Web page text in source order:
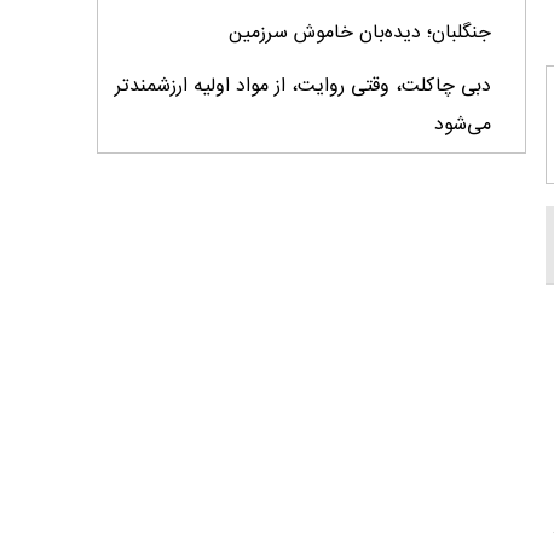
جنگلبان؛ دیده‌بان خاموش سرزمین
دبی چاکلت، وقتی روایت، از مواد اولیه ارزشمندتر
می‌شود